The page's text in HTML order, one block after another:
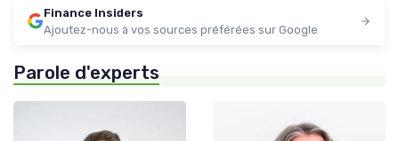
Finance Insiders
Ajoutez-nous à vos sources préférées sur Google
Parole d'experts